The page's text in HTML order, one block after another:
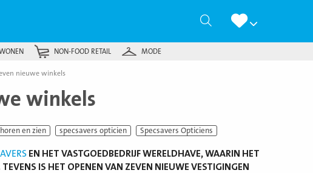
Zoeken
NON-FOOD RETAIL MODE
nieuwe winkels
winkels
en zien specsavers opticien Specsavers Opticiens
EN HET VASTGOEDBEDRIJF WERELDHAVE, WAARIN HET
IS HET OPENEN VAN ZEVEN NIEUWE VESTIGINGEN